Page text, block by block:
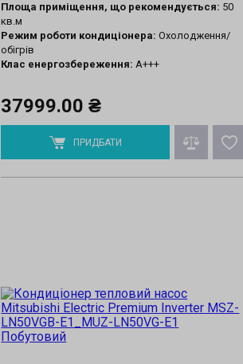
Площа приміщення, що рекомендується: 50
кв.м
Режим роботи кондиціонера: Охолодження/
обігрів
Клас енергозбереження: A+++
37999.00 ₴
ПРИДБАТИ